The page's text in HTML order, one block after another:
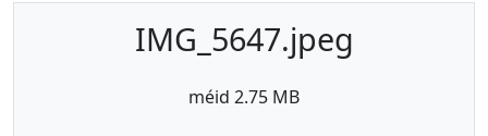
IMG_5647.jpeg
méid 2.75 MB